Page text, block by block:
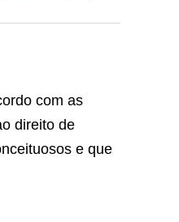
com as
direito de
e que